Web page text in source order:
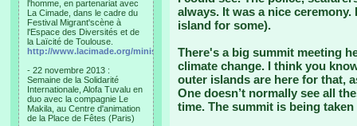
l'homme, en partenariat avec
La Cimade, dans le cadre du
Festival Migrant'scène à
l'Espace des Diversités et de
la Laïcité de Toulouse.
http://www.lacimade.org/minisites/migrantscene
- 22 novembre 2013 :
Semaine de la Solidarité
Internationale, Alofa Tuvalu en
duo avec la compagnie Le
Makila, au Centre d'animation
de la Place de Fêtes (Paris)
always. It was a nice
island for some).
There's a big summit meeting
climate change. I think you
outer islands are here for that,
One doesn’t normally see all
time. The summit is being